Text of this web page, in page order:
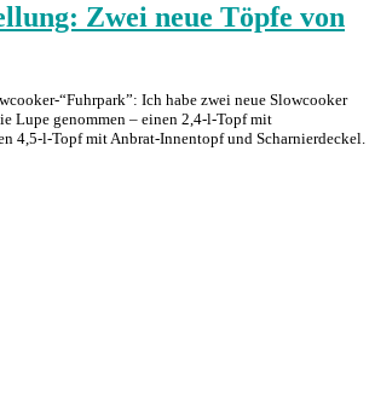
Zwei neue Töpfe von
“Fuhrpark”: Ich habe zwei neue Slowcooker
Lupe genommen – einen 2,4-l-Topf mit
4,5-l-Topf mit Anbrat-Innentopf und Scharnierdeckel.